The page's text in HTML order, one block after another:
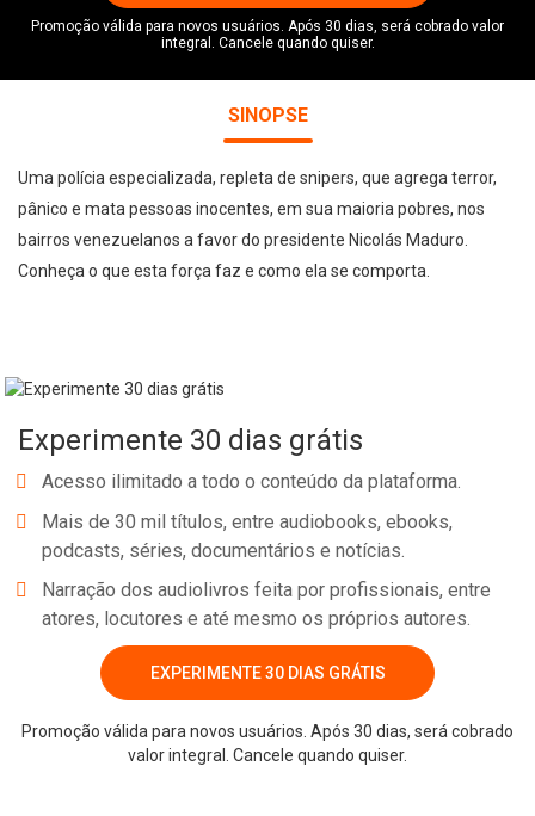
Promoção válida para novos usuários. Após 30 dias, será cobrado valor
integral. Cancele quando quiser.
SINOPSE
Uma polícia especializada, repleta de snipers, que agrega terror,
pânico e mata pessoas inocentes, em sua maioria pobres, nos
bairros venezuelanos a favor do presidente Nicolás Maduro.
Conheça o que esta força faz e como ela se comporta.
Experimente 30 dias grátis
Acesso ilimitado a todo o conteúdo da plataforma.
Mais de 30 mil títulos, entre audiobooks, ebooks,
podcasts, séries, documentários e notícias.
Narração dos audiolivros feita por profissionais, entre
atores, locutores e até mesmo os próprios autores.
EXPERIMENTE 30 DIAS GRÁTIS
Promoção válida para novos usuários. Após 30 dias, será cobrado
valor integral. Cancele quando quiser.